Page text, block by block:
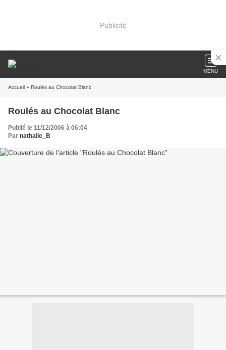
Publicité
MENU
Accueil » Roulés au Chocolat Blanc
Roulés au Chocolat Blanc
Publié le 11/12/2006 à 06:04
Par nathalie_B